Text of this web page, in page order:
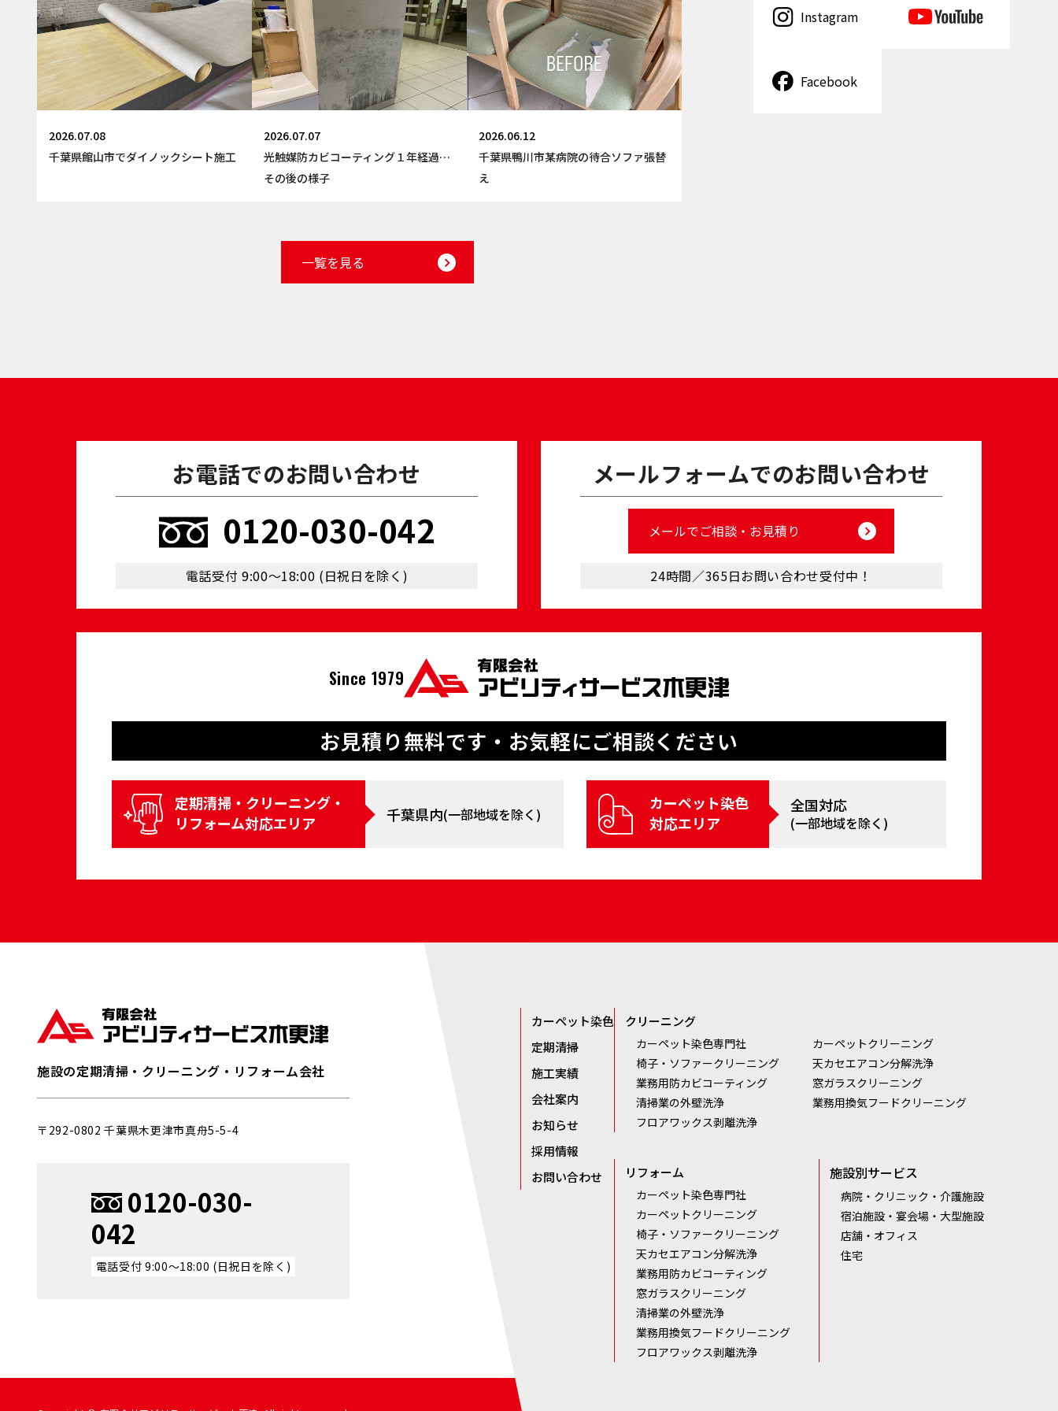
2026.07.08
千葉県館山市でダイノックシート施工
2026.07.07
光触媒防カビコーティング１年経過…
その後の様子
2026.06.12
千葉県鴨川市某病院の待合ソファ張替
え
一覧を見る
Instagram
Facebook
お電話でのお問い合わせ
0120-030-042
電話受付 9:00〜18:00 (⽇祝⽇を除く)
メールフォームでのお問い合わせ
メールでご相談・お⾒積り
24時間／365⽇お問い合わせ受付中！
Since 1979
お⾒積り無料です・ お気軽にご相談ください
定期清掃・クリーニング・
リフォーム対応エリア
千葉県内(⼀部地域を除く)
カーペット染⾊
対応エリア
全国対応
(⼀部地域を除く)
施設の定期清掃・クリーニング・リフォーム会社
〒292-0802 千葉県⽊更津市真⾈5-5-4
0120-030-
042
電話受付 9:00〜18:00 (⽇祝⽇を除く)
カーペット染色
定期清掃
施工実績
会社案内
お知らせ
採用情報
お問い合わせ
クリーニング
カーペット染色専門社
カーペットクリーニング
椅子・ソファークリーニング
天カセエアコン分解洗浄
業務用防カビコーティング
窓ガラスクリーニング
清掃業の外壁洗浄
業務用換気フードクリーニング
フロアワックス剥離洗浄
リフォーム
カーペット染色専門社
カーペットクリーニング
椅子・ソファークリーニング
天カセエアコン分解洗浄
業務用防カビコーティング
窓ガラスクリーニング
清掃業の外壁洗浄
業務用換気フードクリーニング
フロアワックス剥離洗浄
施設別サービス
病院・クリニック・介護施設
宿泊施設・宴会場・大型施設
店舗・オフィス
住宅